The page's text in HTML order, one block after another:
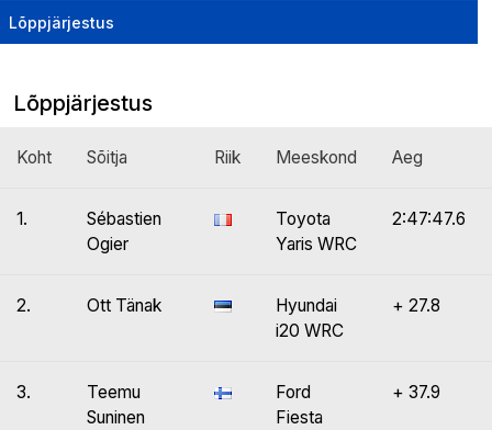
Lõppjärjestus
Lõppjärjestus
Koht Sõitja Riik Meeskond Aeg
1.
Sébastien
Ogier
Toyota
Yaris WRC
2:47:47.6
2. Ott Tänak
Hyundai
i20 WRC
+ 27.8
3.
Teemu
Suninen
Ford
Fiesta
+ 37.9